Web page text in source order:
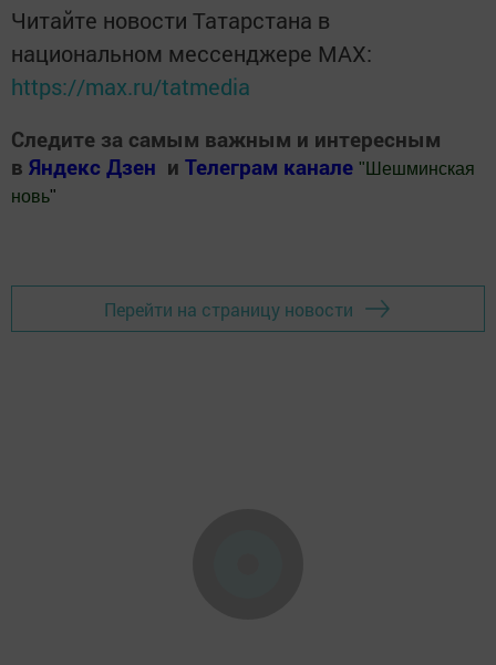
Читайте новости Татарстана в
национальном мессенджере MАХ:
https://max.ru/tatmedia
Следите за самым важным и интересным
в Яндекс Дзен и Телеграм канале " Шешминская
новь"
Перейти на страницу новости